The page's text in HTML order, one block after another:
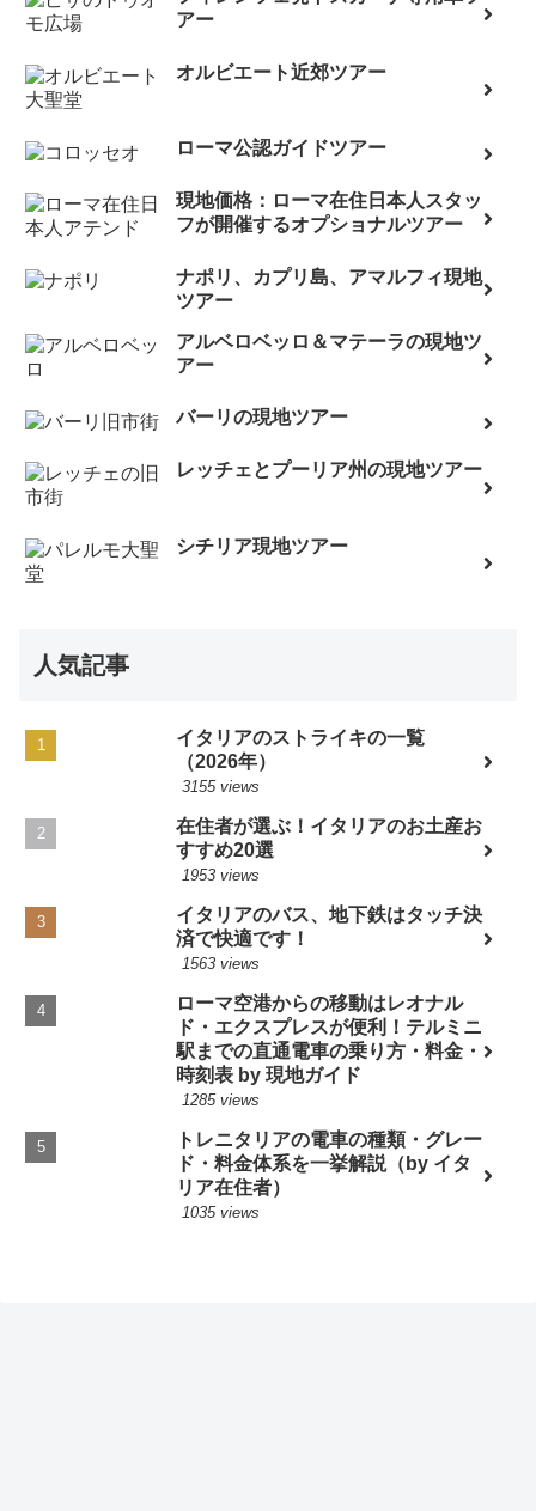
アー
オルビエート近郊ツアー
ローマ公認ガイドツアー
現地価格：ローマ在住日本人スタッ
フが開催するオプショナルツアー
ナポリ、カプリ島、アマルフィ現地
ツアー
アルベロベッロ＆マテーラの現地ツ
アー
バーリの現地ツアー
レッチェとプーリア州の現地ツアー
シチリア現地ツアー
人気記事
イタリアのストライキの一覧
（2026年）
3155 views
在住者が選ぶ！イタリアのお土産お
すすめ20選
1953 views
イタリアのバス、地下鉄はタッチ決
済で快適です！
1563 views
ローマ空港からの移動はレオナル
ド・エクスプレスが便利！テルミニ
駅までの直通電車の乗り方・料金・
時刻表 by 現地ガイド
1285 views
トレニタリアの電車の種類・グレー
ド・料金体系を一挙解説（by イタ
リア在住者）
1035 views